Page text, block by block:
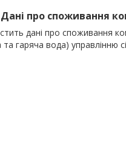
Дані про споживання
дані про споживання
гаряча вода) управлінню